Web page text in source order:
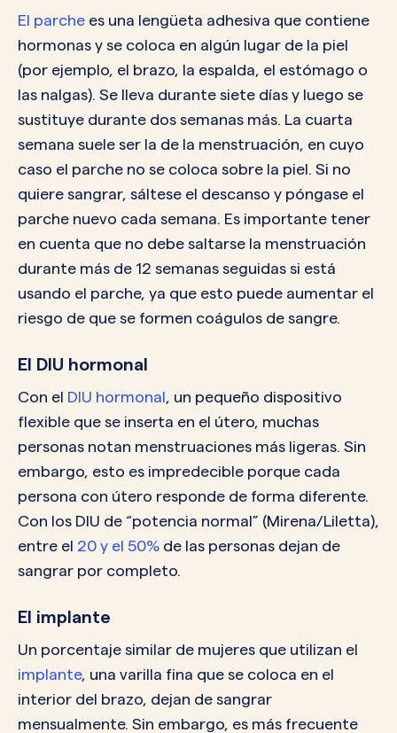
El parche es una lengüeta adhesiva que contiene
hormonas y se coloca en algún lugar de la piel
(por ejemplo, el brazo, la espalda, el estómago o
las nalgas). Se lleva durante siete días y luego se
sustituye durante dos semanas más. La cuarta
semana suele ser la de la menstruación, en cuyo
caso el parche no se coloca sobre la piel. Si no
quiere sangrar, sáltese el descanso y póngase el
parche nuevo cada semana. Es importante tener
en cuenta que no debe saltarse la menstruación
durante más de 12 semanas seguidas si está
usando el parche, ya que esto puede aumentar el
riesgo de que se formen coágulos de sangre.
El DIU hormonal
Con el DIU hormonal, un pequeño dispositivo
flexible que se inserta en el útero, muchas
personas notan menstruaciones más ligeras. Sin
embargo, esto es impredecible porque cada
persona con útero responde de forma diferente.
Con los DIU de “potencia normal” (Mirena/Liletta),
entre el 20 y el 50% de las personas dejan de
sangrar por completo.
El implante
Un porcentaje similar de mujeres que utilizan el
implante, una varilla fina que se coloca en el
interior del brazo, dejan de sangrar
mensualmente. Sin embargo, es más frecuente